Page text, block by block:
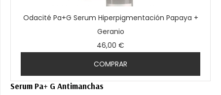
Odacité Pa+G Serum Hiperpigmentación Papaya +
Geranio
46,00 €
COMPRAR
Serum Pa+ G Antimanchas